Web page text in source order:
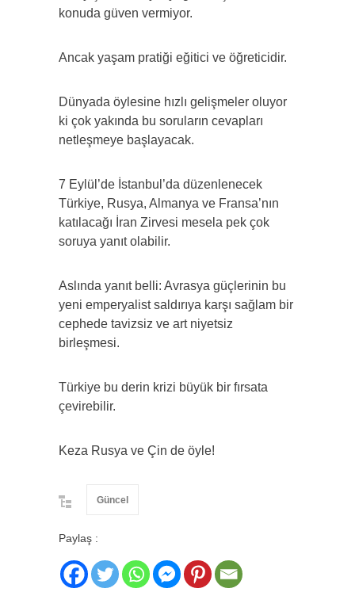
konuda güven vermiyor.
Ancak yaşam pratiği eğitici ve öğreticidir.
Dünyada öylesine hızlı gelişmeler oluyor
ki çok yakında bu soruların cevapları
netleşmeye başlayacak.
7 Eylül’de İstanbul’da düzenlenecek
Türkiye, Rusya, Almanya ve Fransa’nın
katılacağı İran Zirvesi mesela pek çok
soruya yanıt olabilir.
Aslında yanıt belli: Avrasya güçlerinin bu
yeni emperyalist saldırıya karşı sağlam bir
cephede tavizsiz ve art niyetsiz
birleşmesi.
Türkiye bu derin krizi büyük bir fırsata
çevirebilir.
Keza Rusya ve Çin de öyle!
Güncel
Paylaş :